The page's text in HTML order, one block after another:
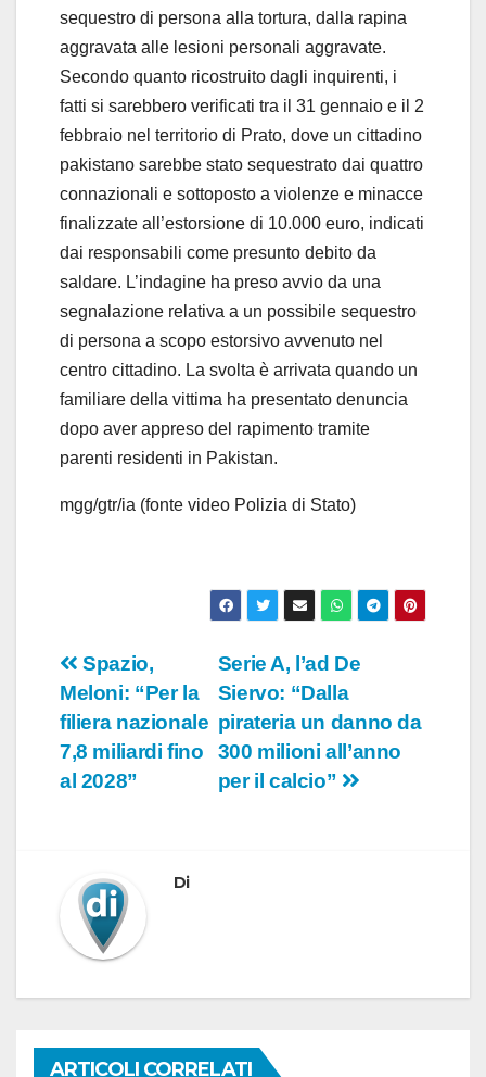
o
sequestro di persona alla tortura, dalla rapina
aggravata alle lesioni personali aggravate.
Secondo quanto ricostruito dagli inquirenti, i
fatti si sarebbero verificati tra il 31 gennaio e il 2
febbraio nel territorio di Prato, dove un cittadino
pakistano sarebbe stato sequestrato dai quattro
connazionali e sottoposto a violenze e minacce
finalizzate all’estorsione di 10.000 euro, indicati
dai responsabili come presunto debito da
saldare. L’indagine ha preso avvio da una
segnalazione relativa a un possibile sequestro
di persona a scopo estorsivo avvenuto nel
centro cittadino. La svolta è arrivata quando un
familiare della vittima ha presentato denuncia
dopo aver appreso del rapimento tramite
parenti residenti in Pakistan.
mgg/gtr/ia (fonte video Polizia di Stato)
Navigazione
articoli
Serie A, l’ad De
Siervo: “Dalla
pirateria un danno da
300 milioni all’anno
per il calcio”
Spazio,
Meloni: “Per la
filiera nazionale
7,8 miliardi fino
al 2028”
Di
ARTICOLI CORRELATI